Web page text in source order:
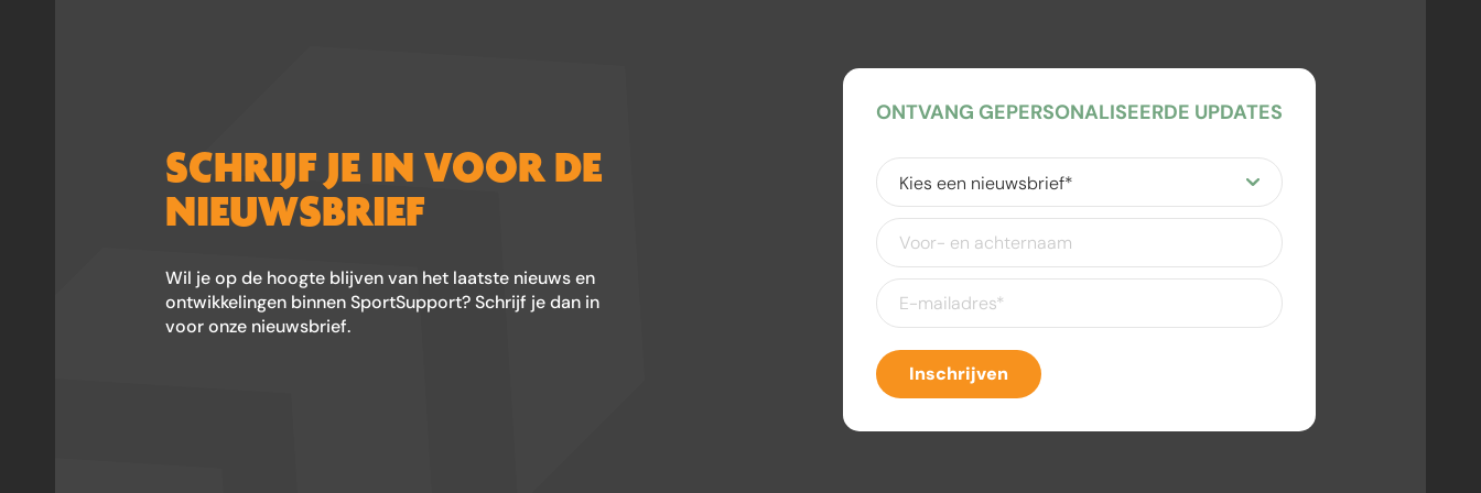
SCHRIJF JE IN VOOR DE
NIEUWSBRIEF
Wil je op de hoogte blijven van het laatste nieuws en
ontwikkelingen binnen SportSupport? Schrijf je dan in
voor onze nieuwsbrief.
ONTVANG GEPERSONALISEERDE UPDATES
Kies
een
nieuwsbrief(Vereist)
Voor-
en
achternaam
E-
mailadres(Vereist)
Inschrijven